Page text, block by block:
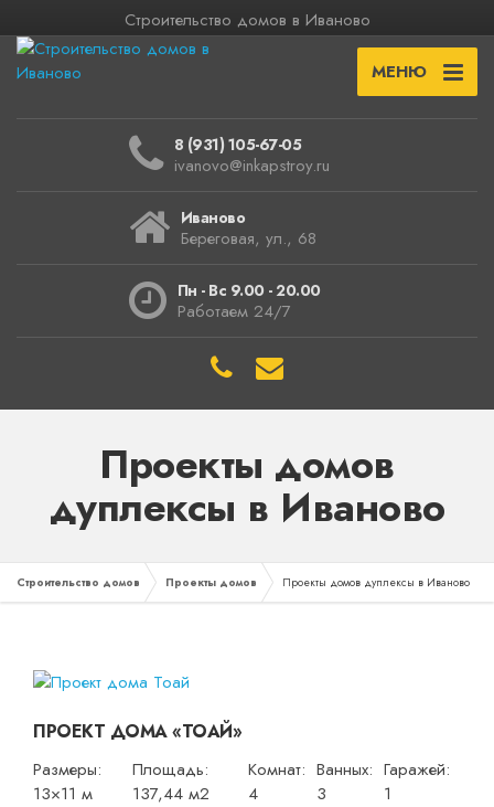
Строительство домов в Иваново
МЕНЮ
8 (931) 105-67-05
ivanovo@inkapstroy.ru
Иваново
Береговая, ул., 68
Пн - Вс 9.00 - 20.00
Работаем 24/7
Проекты домов
дуплексы в Иваново
Строительство домов Проекты домов Проекты домов дуплексы в Иваново
ПРОЕКТ ДОМА «ТОАЙ»
Размеры:
13×11 м
Площадь:
137,44 м2
Комнат:
4
Ванных:
3
Гаражей:
1